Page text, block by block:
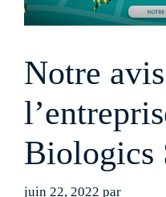
Notre
Biologics
juin 22, 2022 par